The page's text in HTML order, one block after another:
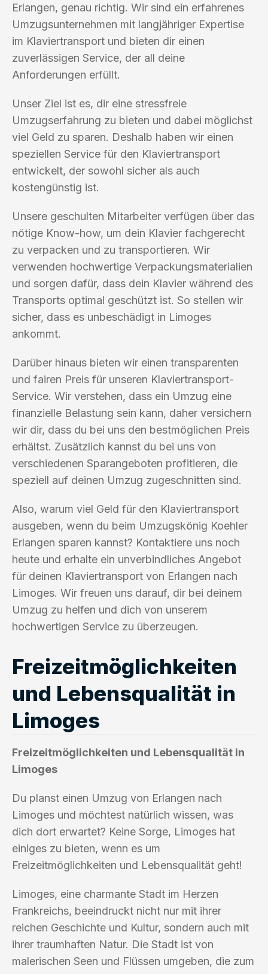
Erlangen, genau richtig. Wir sind ein erfahrenes
Umzugsunternehmen mit langjähriger Expertise
im Klaviertransport und bieten dir einen
zuverlässigen Service, der all deine
Anforderungen erfüllt.
Unser Ziel ist es, dir eine stressfreie
Umzugserfahrung zu bieten und dabei möglichst
viel Geld zu sparen. Deshalb haben wir einen
speziellen Service für den Klaviertransport
entwickelt, der sowohl sicher als auch
kostengünstig ist.
Unsere geschulten Mitarbeiter verfügen über das
nötige Know-how, um dein Klavier fachgerecht
zu verpacken und zu transportieren. Wir
verwenden hochwertige Verpackungsmaterialien
und sorgen dafür, dass dein Klavier während des
Transports optimal geschützt ist. So stellen wir
sicher, dass es unbeschädigt in Limoges
ankommt.
Darüber hinaus bieten wir einen transparenten
und fairen Preis für unseren Klaviertransport-
Service. Wir verstehen, dass ein Umzug eine
finanzielle Belastung sein kann, daher versichern
wir dir, dass du bei uns den bestmöglichen Preis
erhältst. Zusätzlich kannst du bei uns von
verschiedenen Sparangeboten profitieren, die
speziell auf deinen Umzug zugeschnitten sind.
Also, warum viel Geld für den Klaviertransport
ausgeben, wenn du beim Umzugskönig Koehler
Erlangen sparen kannst? Kontaktiere uns noch
heute und erhalte ein unverbindliches Angebot
für deinen Klaviertransport von Erlangen nach
Limoges. Wir freuen uns darauf, dir bei deinem
Umzug zu helfen und dich von unserem
hochwertigen Service zu überzeugen.
Freizeitmöglichkeiten
und Lebensqualität in
Limoges
Freizeitmöglichkeiten und Lebensqualität in
Limoges
Du planst einen Umzug von Erlangen nach
Limoges und möchtest natürlich wissen, was
dich dort erwartet? Keine Sorge, Limoges hat
einiges zu bieten, wenn es um
Freizeitmöglichkeiten und Lebensqualität geht!
Limoges, eine charmante Stadt im Herzen
Frankreichs, beeindruckt nicht nur mit ihrer
reichen Geschichte und Kultur, sondern auch mit
ihrer traumhaften Natur. Die Stadt ist von
malerischen Seen und Flüssen umgeben, die zum